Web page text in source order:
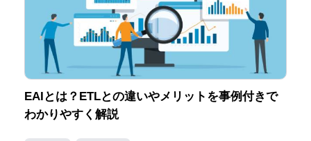
EAIとは？ETLとの違いやメリットを事例付きで
わかりやすく解説